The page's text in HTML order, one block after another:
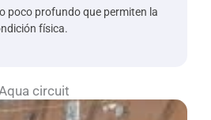
poco profundo que permiten la
física.
circuit